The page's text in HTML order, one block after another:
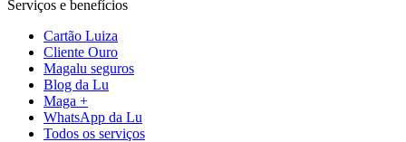
Serviços e benefícios
Cartão Luiza
Cliente Ouro
Magalu seguros
Blog da Lu
Maga +
WhatsApp da Lu
Todos os serviços